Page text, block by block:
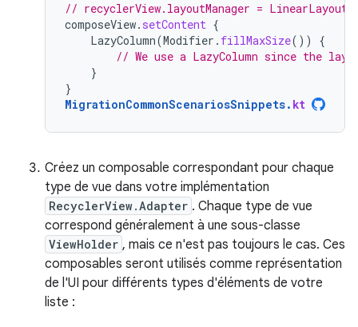
// recyclerView.layoutManager =
composeView. setContent {
LazyColumn(Modifier . fillMaxSize())
{
// We use a LazyColumn since the
}
}
MigrationCommonScenariosSnippets. kt
Créez un composable correspondant pour chaque
type de vue dans votre implémentation
RecyclerView.Adapter . Chaque type de vue
correspond généralement à une sous-classe
ViewHolder , mais ce n'est pas toujours le cas. Ces
composables seront utilisés comme représentation
de l'UI pour différents types d'éléments de votre
liste :